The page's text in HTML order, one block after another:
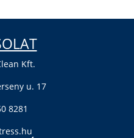
Kft.
u. 17
8281